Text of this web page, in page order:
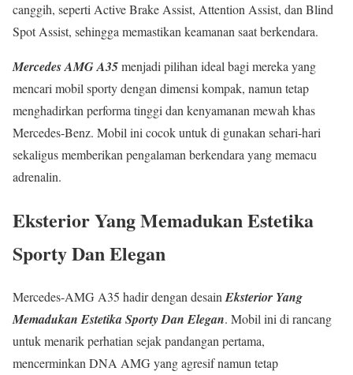
canggih, seperti Active Brake Assist, Attention Assist, dan Blind
Spot Assist, sehingga memastikan keamanan saat berkendara.
Mercedes AMG A35menjadi pilihan ideal bagi mereka yang
mencari mobil sporty dengan dimensi kompak, namun tetap
menghadirkan performa tinggi dan kenyamanan mewah khas
Mercedes-Benz. Mobil ini cocok untuk di gunakan sehari-hari
sekaligus memberikan pengalaman berkendara yang memacu
adrenalin.
Eksterior Yang Memadukan Estetika
Sporty Dan Elegan
Mercedes-AMG A35 hadir dengan desain Eksterior Yang
Memadukan Estetika Sporty Dan Elegan. Mobil ini di rancang
untuk menarik perhatian sejak pandangan pertama,
mencerminkan DNA AMG yang agresif namun tetap